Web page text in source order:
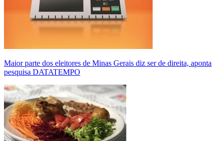
Maior parte dos eleitores de Minas Gerais diz ser de direita, aponta
pesquisa DATATEMPO